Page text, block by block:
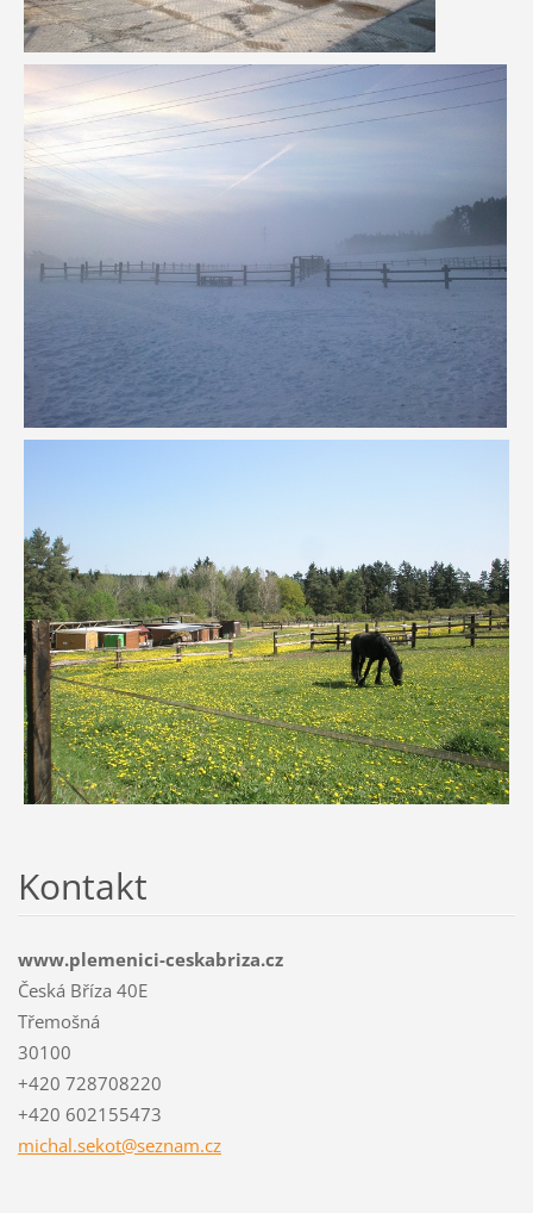
Kontakt
www.plemenici-ceskabriza.cz
Česká Bříza 40E
Třemošná
30100
+420 728708220
+420 602155473
michal.sekot@seznam.cz